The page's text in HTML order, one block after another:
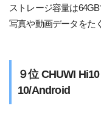
ストレージ容量は
写真や動画データをた
９位 CHUWI
10/Android